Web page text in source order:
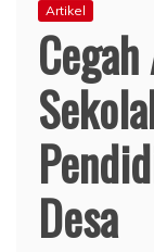
Artikel
Desa